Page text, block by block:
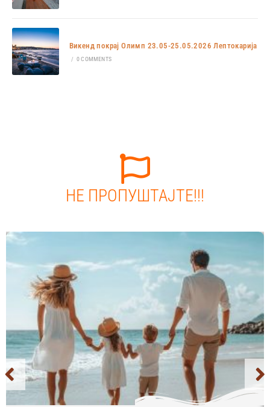
Викенд покрај Олимп 23.05-25.05.2026 Лептокарија
/ 0 COMMENTS
НЕ ПРОПУШТАЈТЕ!!!